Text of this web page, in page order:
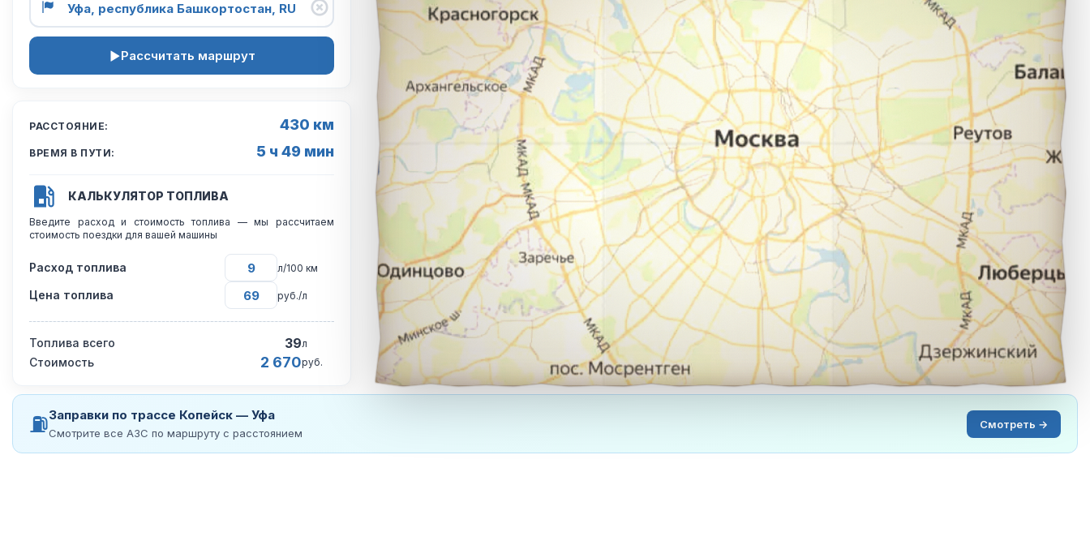
Рассчитать маршрут
РАССТОЯНИЕ: 430 км
ВРЕМЯ В ПУТИ: 5 ч 49 мин
КАЛЬКУЛЯТОР ТОПЛИВА
Введите расход и стоимость топлива — мы рассчитаем
стоимость поездки для вашей машины
Расход топлива л/100 км
Цена топлива руб./л
Топлива всего 39л
Стоимость 2 670руб.
⛽Заправки по трассе Копейск — Уфа
Смотрите все АЗС по маршруту с расстоянием
Смотреть →